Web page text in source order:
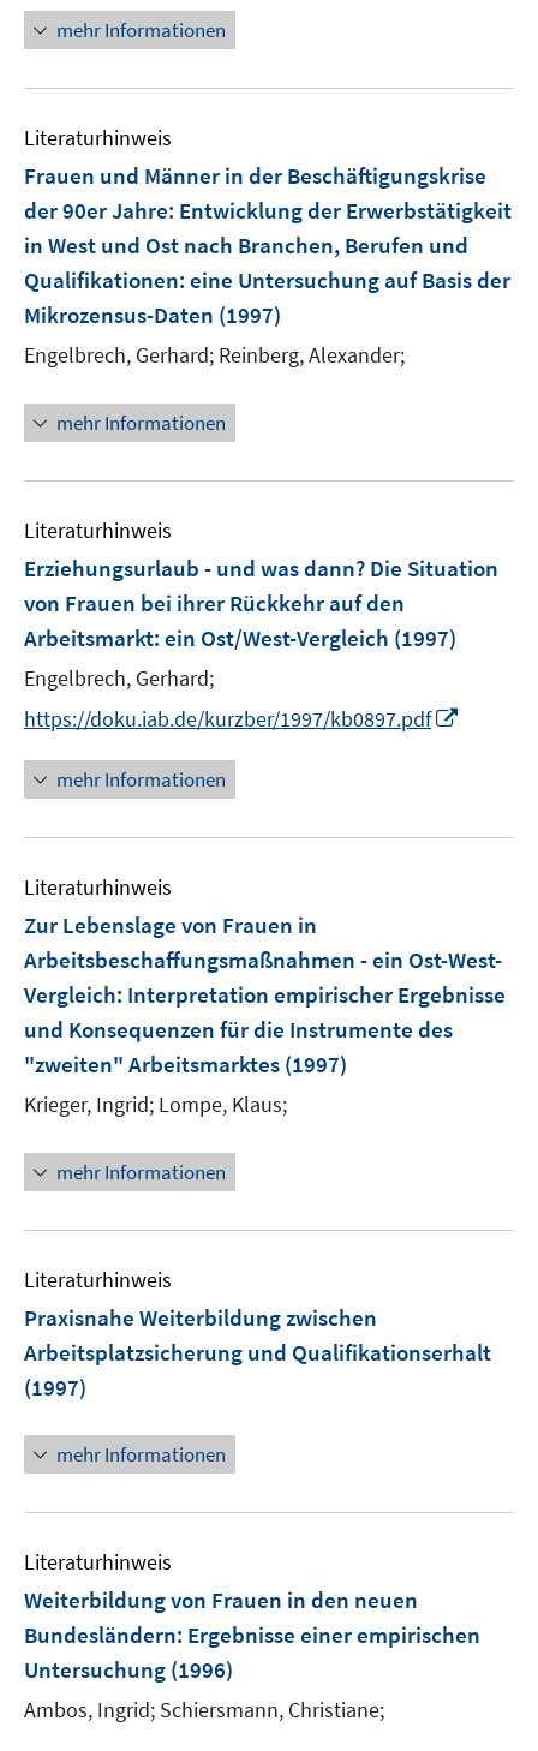
e
u
F
e
n
s
t
e
mehr Informationen
Literaturhinweis
Frauen und Männer in der Beschäftigungskrise
der 90er Jahre: Entwicklung der Erwerbstätigkeit
in West und Ost nach Branchen, Berufen und
Qualifikationen: eine Untersuchung auf Basis der
Mikrozensus-Daten (1997)
Engelbrech, Gerhard; Reinberg, Alexander;
mehr Informationen
Literaturhinweis
Erziehungsurlaub - und was dann? Die Situation
von Frauen bei ihrer Rückkehr auf den
Arbeitsmarkt: ein Ost/West-Vergleich (1997)
Engelbrech, Gerhard;
https://doku.iab.de/kurzber/1997/kb0897.pdf
u
n
s
e
mehr Informationen
Literaturhinweis
Zur Lebenslage von Frauen in
Arbeitsbeschaffungsmaßnahmen - ein Ost-West-
Vergleich: Interpretation empirischer Ergebnisse
und Konsequenzen für die Instrumente des
"zweiten" Arbeitsmarktes (1997)
Krieger, Ingrid; Lompe, Klaus;
mehr Informationen
Literaturhinweis
Praxisnahe Weiterbildung zwischen
Arbeitsplatzsicherung und Qualifikationserhalt
(1997)
mehr Informationen
Literaturhinweis
Weiterbildung von Frauen in den neuen
Bundesländern: Ergebnisse einer empirischen
Untersuchung (1996)
Ambos, Ingrid; Schiersmann, Christiane;